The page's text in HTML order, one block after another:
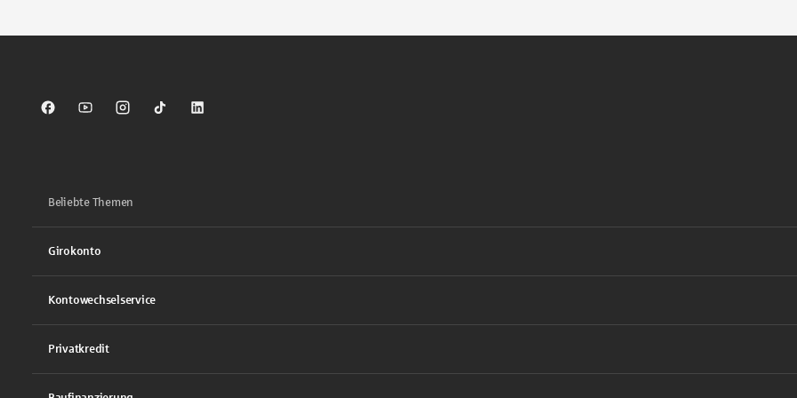
Sparkasse auf Facebook
Sparkasse auf Youtube
Sparkasse auf Instagram
Sparkasse auf TikTok
Sparkasse auf LinkedIn
Beliebte Themen
Girokonto
Kontowechselservice
Privatkredit